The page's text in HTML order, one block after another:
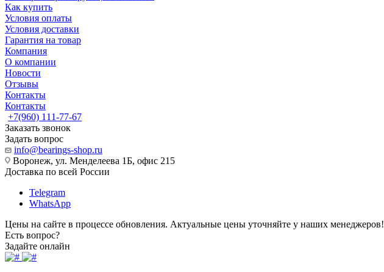
Как купить
Условия оплаты
Условия доставки
Гарантия на товар
Компания
О компании
Новости
Отзывы
Контакты
Контакты
+7(960) 111-77-67
Заказать звонок
Задать вопрос
info@bearings-shop.ru
Воронеж, ул. Менделеева 1Б, офис 215
Доставка по всей России
Telegram
WhatsApp
Цены на сайте в процессе обновления. Актуальные цены уточняйте у наших менеджеров!
Есть вопрос?
Задайте онлайн